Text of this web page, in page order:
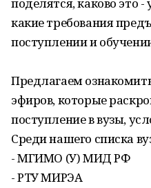
какие требования
поступлении и
Предлагаем
эфиров, которые
поступление в вузы,
Среди нашего списка
- МГИМО (У) МИД РФ
- РТУ МИРЭА